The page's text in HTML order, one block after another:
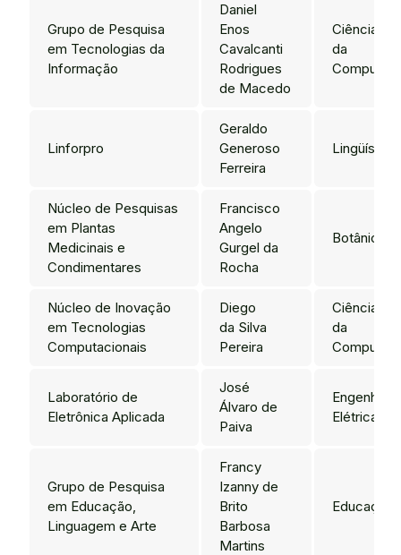
Grupo de Pesquisa
em Tecnologias da
Informação
Daniel
Enos
Cavalcanti
Rodrigues
de Macedo
Ciência
da
Linforpro
Geraldo
Generoso
Ferreira
Lingüística
Núcleo de Pesquisas
em Plantas
Medicinais e
Condimentares
Francisco
Angelo
Gurgel da
Rocha
Botânica
Núcleo de Inovação
em Tecnologias
Computacionais
Diego
da Silva
Pereira
Ciência
da
Laboratório de
Eletrônica Aplicada
José
Álvaro de
Paiva
Engenharia
Elétrica
Grupo de Pesquisa
em Educação,
Linguagem e Arte
Francy
Izanny de
Brito
Barbosa
Martins
Educação